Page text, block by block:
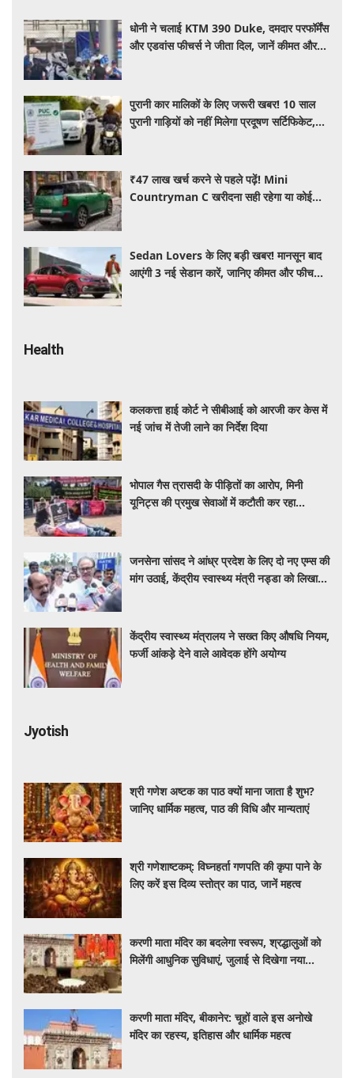
धोनी ने चलाई KTM 390 Duke, दमदार परफॉर्मेंस
और एडवांस फीचर्स ने जीता दिल, जानें कीमत और
पुरानी कार मालिकों के लिए जरूरी खबर! 10 साल
पुरानी गाड़ियों को नहीं मिलेगा प्रदूषण सर्टिफिकेट,
₹47 लाख खर्च करने से पहले पढ़ें! Mini
Countryman C खरीदना सही रहेगा या कोई
Sedan Lovers के लिए बड़ी खबर! मानसून बाद
आएंगी 3 नई सेडान कारें, जानिए कीमत और फीचर्स
Health
कलकत्ता हाई कोर्ट ने सीबीआई को आरजी कर केस में
नई जांच में तेजी लाने का निर्देश दिया
भोपाल गैस त्रासदी के पीड़ितों का आरोप, मिनी
यूनिट्स की प्रमुख सेवाओं में कटौती कर रहा
जनसेना सांसद ने आंध्र प्रदेश के लिए दो नए एम्स की
मांग उठाई, केंद्रीय स्वास्थ्य मंत्री नड्डा को लिखा
केंद्रीय स्वास्थ्य मंत्रालय ने सख्त किए औषधि नियम,
फर्जी आंकड़े देने वाले आवेदक होंगे अयोग्य
Jyotish
श्री गणेश अष्टक का पाठ क्यों माना जाता है शुभ?
जानिए धार्मिक महत्व, पाठ की विधि और मान्यताएं
श्री गणेशाष्टकम्: विघ्नहर्ता गणपति की कृपा पाने के
लिए करें इस दिव्य स्तोत्र का पाठ, जानें महत्व
करणी माता मंदिर का बदलेगा स्वरूप, श्रद्धालुओं को
मिलेंगी आधुनिक सुविधाएं, जुलाई से दिखेगा नया
करणी माता मंदिर, बीकानेर: चूहों वाले इस अनोखे
मंदिर का रहस्य, इतिहास और धार्मिक महत्व